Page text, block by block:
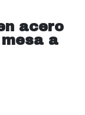
acero
a